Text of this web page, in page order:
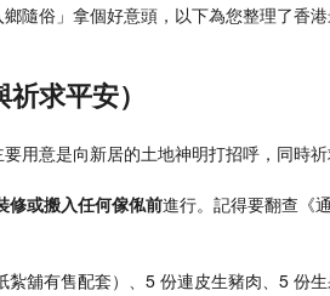
隨俗」拿個好意頭，以下為您整理了香
求平安）
用意是向新居的土地神明打招呼，同時
修或搬入任何傢俬前進行。記得要翻查《
紮舖有售配套）、5 份連皮生豬肉、5 份